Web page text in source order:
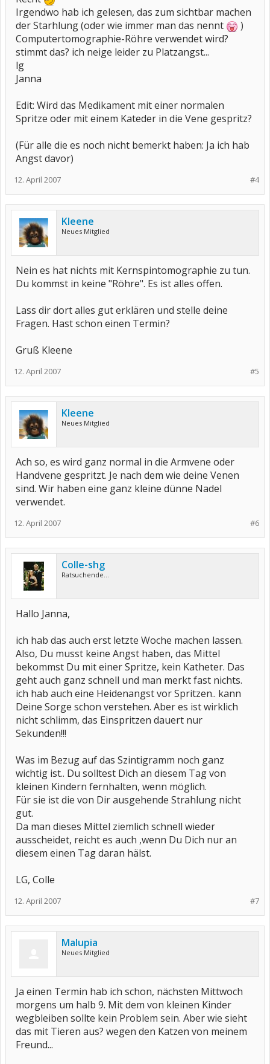
Irgendwo hab ich gelesen, das zum sichtbar machen
der Starhlung (oder wie immer man das nennt
)
Computertomographie-Röhre verwendet wird?
stimmt das? ich neige leider zu Platzangst...
lg
Janna
Edit: Wird das Medikament mit einer normalen
Spritze oder mit einem Kateder in die Vene gespritz?
(Für alle die es noch nicht bemerkt haben: Ja ich hab
Angst davor)
#4
12. April 2007
Kleene
Neues Mitglied
Nein es hat nichts mit Kernspintomographie zu tun.
Du kommst in keine "Röhre". Es ist alles offen.
Lass dir dort alles gut erklären und stelle deine
Fragen. Hast schon einen Termin?
Gruß Kleene
#5
12. April 2007
Kleene
Neues Mitglied
Ach so, es wird ganz normal in die Armvene oder
Handvene gespritzt. Je nach dem wie deine Venen
sind. Wir haben eine ganz kleine dünne Nadel
verwendet.
#6
12. April 2007
Colle-shg
Ratsuchende...
Hallo Janna,
ich hab das auch erst letzte Woche machen lassen.
Also, Du musst keine Angst haben, das Mittel
bekommst Du mit einer Spritze, kein Katheter. Das
geht auch ganz schnell und man merkt fast nichts.
ich hab auch eine Heidenangst vor Spritzen.. kann
Deine Sorge schon verstehen. Aber es ist wirklich
nicht schlimm, das Einspritzen dauert nur
Sekunden!!!
Was im Bezug auf das Szintigramm noch ganz
wichtig ist.. Du solltest Dich an diesem Tag von
kleinen Kindern fernhalten, wenn möglich.
Für sie ist die von Dir ausgehende Strahlung nicht
gut.
Da man dieses Mittel ziemlich schnell wieder
ausscheidet, reicht es auch ,wenn Du Dich nur an
diesem einen Tag daran hälst.
LG, Colle
#7
12. April 2007
Malupia
Neues Mitglied
Ja einen Termin hab ich schon, nächsten Mittwoch
morgens um halb 9. Mit dem von kleinen Kinder
wegbleiben sollte kein Problem sein. Aber wie sieht
das mit Tieren aus? wegen den Katzen von meinem
Freund...